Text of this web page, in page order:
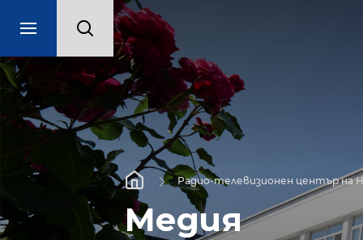
Радио-телевизионен център на
Медия